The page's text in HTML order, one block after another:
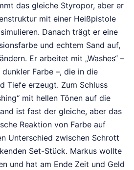
das gleiche Styropor, aber er
mit einer Heißpistole
Danach trägt er eine
und echtem Sand auf,
Er arbeitet mit „Washes“ –
Farbe –, die in die
Tiefe erzeugt. Zum Schluss
mit hellen Tönen auf die
ist fast der gleiche, aber das
Reaktion von Farbe auf
Unterschied zwischen Schrott
Set-Stück. Markus wollte
und hat am Ende Zeit und Geld